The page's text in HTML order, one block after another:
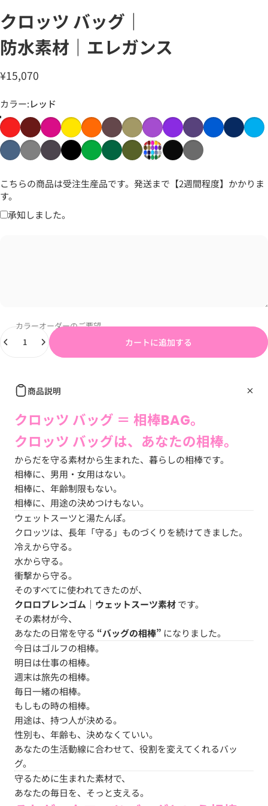
クロッツ バッグ｜
防水素材｜エレガンス
¥15,070
カラー
カラー:レッド
こちらの商品は受注生産品です。発送まで【2週間程度】かかりま
す。
承知しました。
カラーオーダーのご要望
カートに追加する
商品説明
クロッツ バッグ ＝ 相棒BAG。
クロッツ バッグは、あなたの相棒。
からだを守る素材から生まれた、暮らしの相棒です。
相棒に、男用・女用はない。
相棒に、年齢制限もない。
相棒に、用途の決めつけもない。
ウェットスーツと湯たんぽ。
クロッツは、長年「守る」ものづくりを続けてきました。
冷えから守る。
水から守る。
衝撃から守る。
そのすべてに使われてきたのが、
クロロプレンゴム｜ウェットスーツ素材です。
その素材が今、
あなたの日常を守る “バッグの相棒” になりました。
今日はゴルフの相棒。
明日は仕事の相棒。
週末は旅先の相棒。
毎日一緒の相棒。
もしもの時の相棒。
用途は、持つ人が決める。
性別も、年齢も、決めなくていい。
あなたの生活動線に合わせて、役割を変えてくれるバッ
グ。
守るために生まれた素材で、
あなたの毎日を、そっと支える。